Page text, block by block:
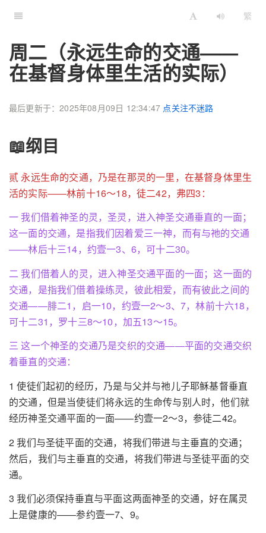
繁
周二（永远生命的交通——
在基督身体里生活的实际）
最后更新于：2025年08月09日 12:34:47 点关注不迷路
📖纲目
贰 永远生命的交通，乃是在那灵的一里，在基督身体里生
活的实际——林前十16～18，徒二42，弗四3：
一 我们借着神圣的灵，圣灵，进入神圣交通垂直的一面；
这一面的交通，是指我们因着爱三一神，而有与祂的交通
——林后十三14，约壹一3、6，可十二30。
二 我们借着人的灵，进入神圣交通平面的一面；这一面的
交通，是指我们借着操练灵，彼此相爱，而有彼此之间的
交通——腓二1，启一10，约壹一2～3、7，林前十六18，
可十二31，罗十三8～10，加五13～15。
三 这一个神圣的交通乃是交织的交通——平面的交通交织
着垂直的交通：
1 使徒们起初的经历，乃是与父并与祂儿子耶稣基督垂直
的交通，但是当使徒们将永远的生命传与别人时，他们就
经历神圣交通平面的一面——约壹一2～3，参徒二42。
2 我们与圣徒平面的交通，将我们带进与主垂直的交通；
然后，我们与主垂直的交通，将我们带进与圣徒平面的交
通。
3 我们必须保持垂直与平面这两面神圣的交通，好在属灵
上是健康的——参约壹一7、9。